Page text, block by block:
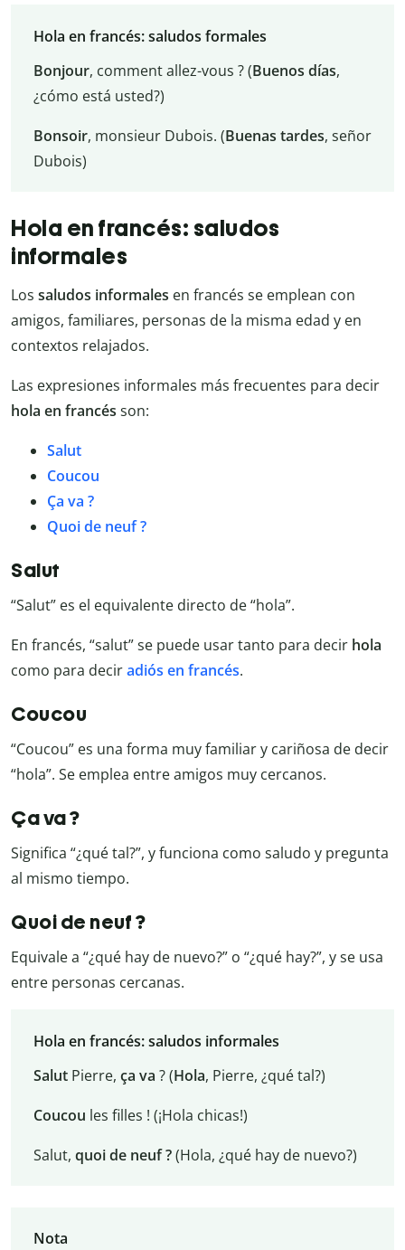
Hola en francés: saludos formales
Bonjour, comment allez-vous ? (Buenos días,
¿cómo está usted?)
Bonsoir, monsieur Dubois. (Buenas tardes, señor
Dubois)
Hola en francés: saludos
informales
Los saludos informales en francés se emplean con
amigos, familiares, personas de la misma edad y en
contextos relajados.
Las expresiones informales más frecuentes para decir
hola en francés son:
Salut
Coucou
Ça va ?
Quoi de neuf ?
Salut
“Salut” es el equivalente directo de “hola”.
En francés, “salut” se puede usar tanto para decir hola
como para deciradiós en francés.
Coucou
“Coucou” es una forma muy familiar y cariñosa de decir
“hola”. Se emplea entre amigos muy cercanos.
Ça va ?
Significa “¿qué tal?”, y funciona como saludo y pregunta
al mismo tiempo.
Quoi de neuf ?
Equivale a “¿qué hay de nuevo?” o “¿qué hay?”, y se usa
entre personas cercanas.
Hola en francés: saludos informales
SalutPierre, ça va ? (Hola, Pierre, ¿qué tal?)
Coucou les filles ! (¡Hola chicas!)
Salut, quoi de neuf ?(Hola, ¿qué hay de nuevo?)
Nota